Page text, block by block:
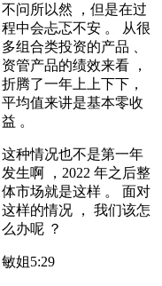
不问所以然 ，但是在过
程中会忐忑不安 。 从很
多组合类投资的产品 、
资管产品的绩效来看 ，
折腾了一年上上下下，
平均值来讲是基本零收
益 。
这种情况也不是第一年
发生啊 ，2022 年之后整
体市场就是这样 。 面对
这样的情况 ， 我们该怎
么办呢 ？
敏姐5:29